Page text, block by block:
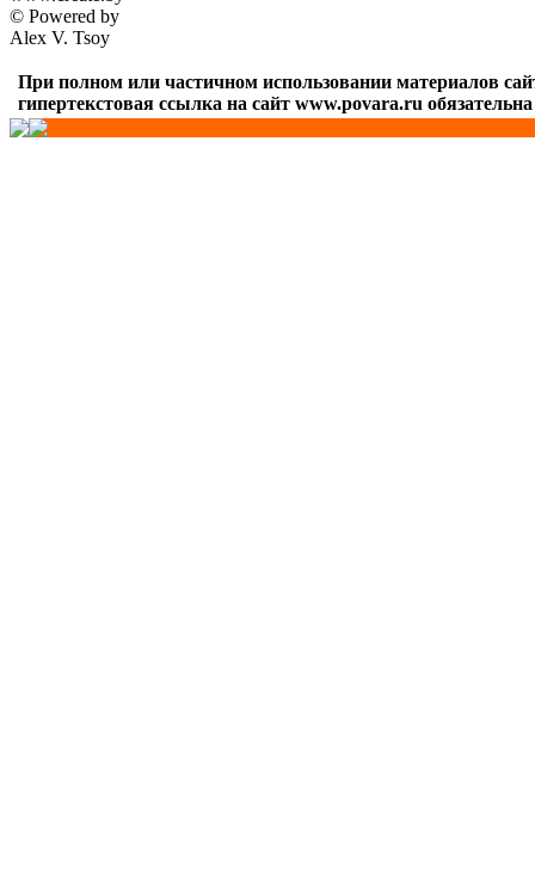
© Powered by
Alex V. Tsoy
При полном или частичном использовании материалов
гипертекстовая ссылка на сайт www.povara.ru обязательна